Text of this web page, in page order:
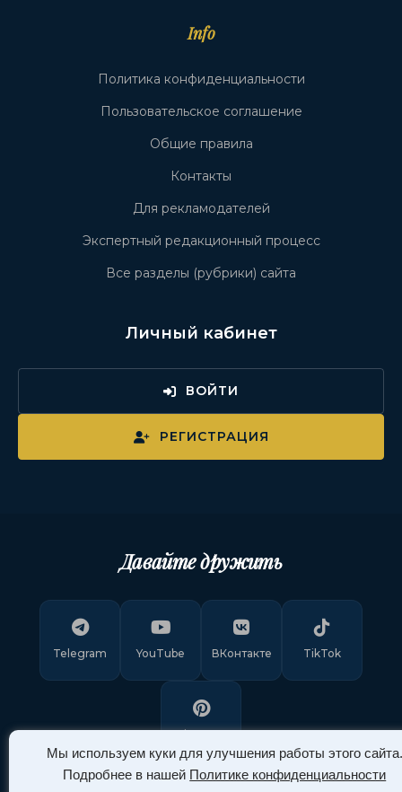
Мы используем куки для улучшения работы этого сайта.
Подробнее в нашей Политике конфиденциальности
Info
Политика конфиденциальности
Пользовательское соглашение
Общие правила
Контакты
Для рекламодателей
Экспертный редакционный процесс
Все разделы (рубрики) сайта
Личный кабинет
ВОЙТИ
РЕГИСТРАЦИЯ
Давайте дружить
Telegram YouTube ВКонтакте TikTok
Pinterest